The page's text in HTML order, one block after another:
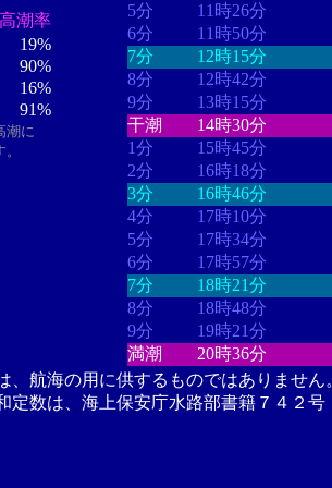
高潮率
19%
90%
16%
91%
潮に
5分
11時26分
6分
11時50分
7分
12時15分
8分
12時42分
9分
13時15分
干潮
14時30分
1分
15時45分
2分
16時18分
3分
16時46分
4分
17時10分
5分
17時34分
6分
17時57分
7分
18時21分
8分
18時48分
9分
19時21分
満潮
20時36分
、航海の用に供するものではありませ
定数は、海上保安庁水路部書籍７４２